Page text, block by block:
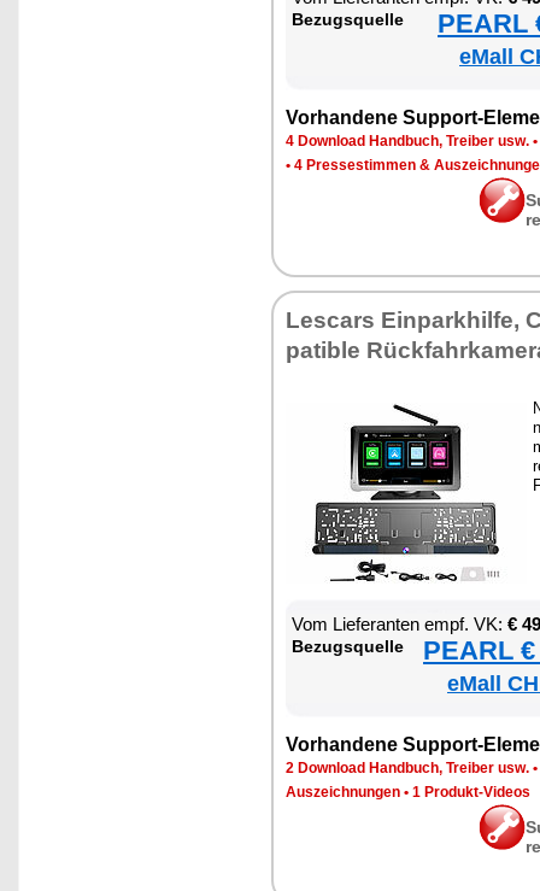
Be­zugs­quel­le PEARL
eMall
Vor­han­de­ne Sup­port-
4 Down­load Hand­buch, Trei­ber usw. •
• 4 Pres­se­stim­men &
Les­cars Ein­park­hil­fe,
pa­ti­ble
Vom Lie­fe­ran­ten empf. VK: €
Be­zugs­quel­le PEARL
eMall
Vor­han­de­ne Sup­port-
2 Down­load Hand­buch, Trei­ber usw. •
Aus­zeich­nun­gen • 1 Pro­dukt-Vi­de­os